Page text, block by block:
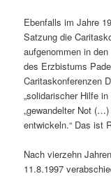
Ebenfalls im Jahre
Satzung die
aufgenommen in
des Erzbistums
Caritaskonferenzen
„solidarischer Hilfe
„gewandelter Not
entwickeln.“ Das ist
Nach vierzehn
11.8.1997